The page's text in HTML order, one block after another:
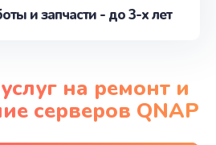
и запчасти - до 3-х лет
на ремонт и
серверов QNAP